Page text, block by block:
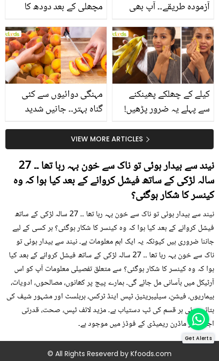
مچھلی کے بعد دودھ کا
سے متعلق غلط فہمیوں کی
حقیقت کیا ہے اور افواہ
کیا؟
آزمودہ طریقے۔۔ آپ بھی
بتائے راز
مہنگی دوائیوں سے کئی
گناہ بہتر۔۔ جانیں شدید
کیوں کھانا چاہیے؟
کیلے کے چھلکے پھینکنے
سے پہلے یہ ضرور پڑھیں!
سستا اور قدرتی حلVIEW MORE ARTICLES
نیند سے بیدار ہوئی تو ناک سے خون بہہ رہا تھا ۔۔ 27
سالہ لڑکی کے ساتھ فیشل کروانے کے بعد کیا ہوا کہ وہ
کینسر کا شکار ہوگئی؟
نیند سے بیدار ہوئی تو ناک سے خون بہہ رہا تھا ۔۔ 27 سالہ لڑکی کے ساتھ
فیشل کروانے کے بعد کیا ہوا کہ وہ کینسر کا شکار ہوگئی؟ ہر کسی کے لیے
جاننا ضروری ہیں کیونکہ یہ ایک اہم معلومات ہے۔ نیند سے بیدار ہوئی تو
ناک سے خون بہہ رہا تھا ۔۔ 27 سالہ لڑکی کے ساتھ فیشل کروانے کے بعد کیا
ہوا کہ وہ کینسر کا شکار ہوگئی؟ سے متعلق تفصیلی معلومات آپ کو اس
آرٹیکل میں بآسانی مل جائے گی۔ ہمارے پیج پر کھانوں، مصالحوں، ادویات،
بیماریوں، فیشن، سیلیبریٹیز، ٹپس اینڈ ٹرکس، ہربلسٹ اور مشہور شیف کی
بتائی ہوئی ہر قسم کی ٹپ دستیاب ہے۔ مزید لائف ٹپس، صحت، قدرتی
اجزاء اور ماڈرن ریمیڈی کے فوڈز میں موجود ہے۔
© All Rights Reseverd by Kfoods.com
Get Alerts